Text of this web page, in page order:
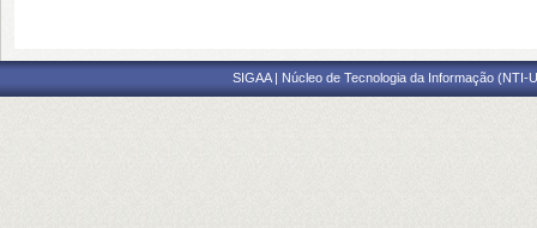
SIGAA | Núcleo de Tecnologia da Informação